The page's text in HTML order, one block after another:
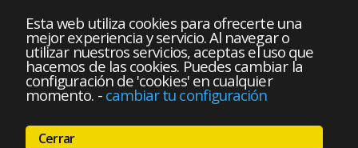
Esta web utiliza cookies para ofrecerte una
mejor experiencia y servicio. Al navegar o
utilizar nuestros servicios, aceptas el uso que
hacemos de las cookies. Puedes cambiar la
configuración de 'cookies' en cualquier
momento. - cambiar tu configuración
Cerrar